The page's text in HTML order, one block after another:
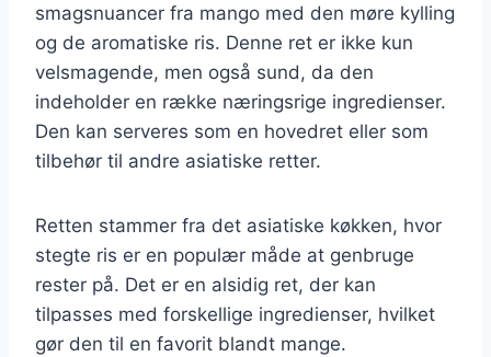
smagsnuancer fra mango med den møre kylling
og de aromatiske ris. Denne ret er ikke kun
velsmagende, men også sund, da den
indeholder en række næringsrige ingredienser.
Den kan serveres som en hovedret eller som
tilbehør til andre asiatiske retter.
Retten stammer fra det asiatiske køkken, hvor
stegte ris er en populær måde at genbruge
rester på. Det er en alsidig ret, der kan
tilpasses med forskellige ingredienser, hvilket
gør den til en favorit blandt mange.